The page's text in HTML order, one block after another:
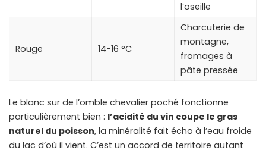
l’oseille
Rouge 14-16 °C
Charcuterie de
montagne,
fromages à
pâte pressée
Le blanc sur de l’omble chevalier poché fonctionne
particulièrement bien : l’acidité du vin coupe le gras
naturel du poisson, la minéralité fait écho à l’eau froide
du lac d’où il vient. C’est un accord de territoire autant